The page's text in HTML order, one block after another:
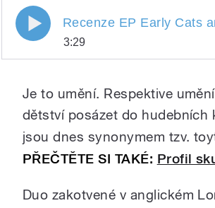
Recenze EP Early Cats
Recenze EP Early Cats
3:29
Je to umění. Respektive
dětství posázet do hudebních
jsou dnes synonymem tzv.
PŘEČTĚTE SI TAKÉ: Profil
Duo zakotvené v anglickém